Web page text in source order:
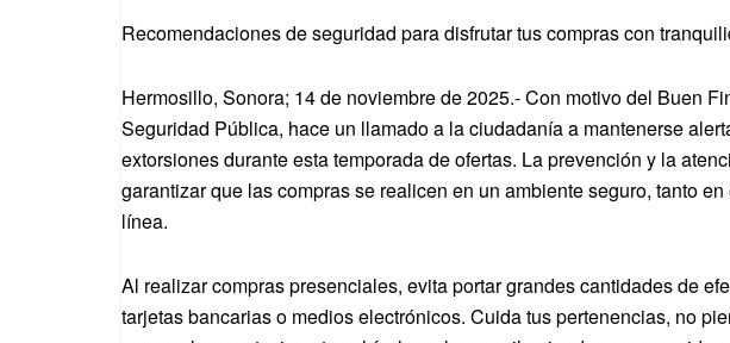
Recomendaciones de seguridad para disfrutar tus compras con
Hermosillo, Sonora; 14 de noviembre de 2025.- Con motivo del Buen
Seguridad Pública, hace un llamado a la ciudadanía a mantenerse
extorsiones durante esta temporada de ofertas. La prevención y la
garantizar que las compras se realicen en un ambiente seguro, tanto
línea.
Al realizar compras presenciales, evita portar grandes cantidades de
tarjetas bancarias o medios electrónicos. Cuida tus pertenencias, no